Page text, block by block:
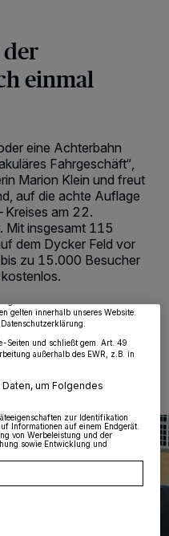
der
einmal
eine Achterbahn
Fahrgeschäft“,
Marion Klein und freut
auf die achte Auflage
Kreises am 22.
Mit insgesamt 115
dem Dycker Feld vor
zu 15.000 Besucher
Lesezeit
auf personenbezogene Daten
auf Ihrem Gerät zu. Durch Auswahl
für die unter „Wir und unsere
aufgeführten
manche Inhalte und Anzeigen
Sie können dieses Menü jederzeit
gelten innerhalb unseres Website.
Seiten und schließt gem. Art. 49
außerhalb des EWR, z.B. in
um Folgendes
zur Identifikation
Informationen auf einem Endgerät.
von Werbeleistung und der
sowie Entwicklung und